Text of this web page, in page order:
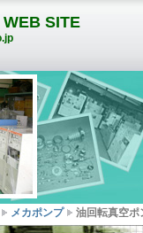
SITE
メカポンプ 油回転真空ポ